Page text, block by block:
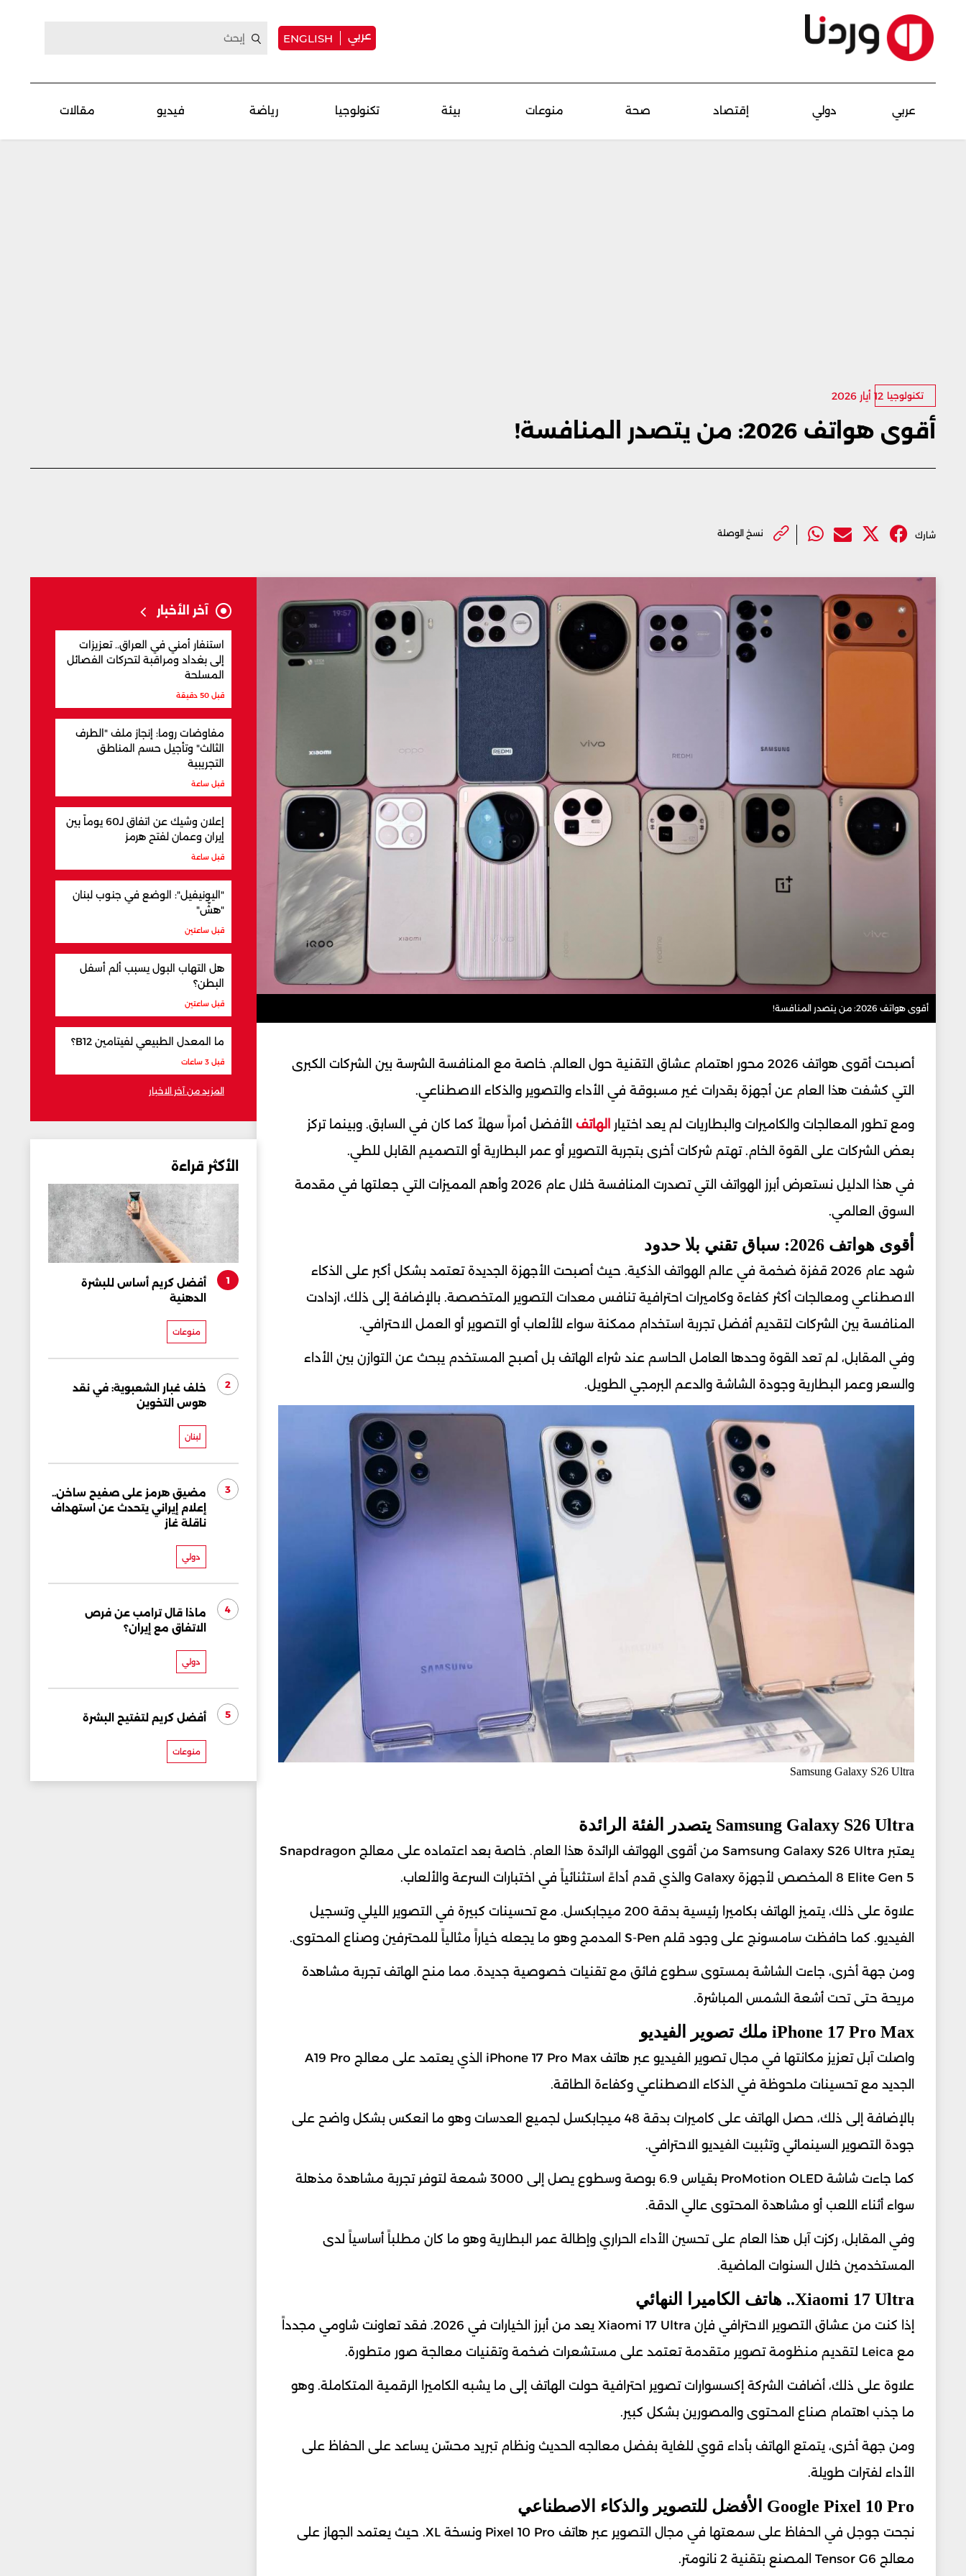
عربي ENGLISH
عربي دولي إقتصاد صحة منوعات بيئة تكنولوجيا رياضة فيديو مقالات
تكنولوجيا 12 أيار 2026
أقوى هواتف 2026: من يتصدر المنافسة!
شارك نسخ الوصلة
أقوى هواتف 2026: من يتصدر المنافسة!
أصبحت أقوى هواتف 2026 محور اهتمام عشاق التقنية حول العالم. خاصة مع المنافسة الشرسة بين الشركات الكبرى
التي كشفت هذا العام عن أجهزة بقدرات غير مسبوقة في الأداء والتصوير والذكاء الاصطناعي.
ومع تطور المعالجات والكاميرات والبطاريات لم يعد اختيار الهاتف الأفضل أمراً سهلاً كما كان في السابق. وبينما تركز
بعض الشركات على القوة الخام. تهتم شركات أخرى بتجربة التصوير أو عمر البطارية أو التصميم القابل للطي.
في هذا الدليل نستعرض أبرز الهواتف التي تصدرت المنافسة خلال عام 2026 وأهم المميزات التي جعلتها في مقدمة
السوق العالمي.
أقوى هواتف 2026: سباق تقني بلا حدود
شهد عام 2026 قفزة ضخمة في عالم الهواتف الذكية. حيث أصبحت الأجهزة الجديدة تعتمد بشكل أكبر على الذكاء
الاصطناعي ومعالجات أكثر كفاءة وكاميرات احترافية تنافس معدات التصوير المتخصصة. بالإضافة إلى ذلك، ازدادت
المنافسة بين الشركات لتقديم أفضل تجربة استخدام ممكنة سواء للألعاب أو التصوير أو العمل الاحترافي.
وفي المقابل، لم تعد القوة وحدها العامل الحاسم عند شراء الهاتف بل أصبح المستخدم يبحث عن التوازن بين الأداء
والسعر وعمر البطارية وجودة الشاشة والدعم البرمجي الطويل.
Samsung Galaxy S26 Ultra
Samsung Galaxy S26 Ultra يتصدر الفئة الرائدة
يعتبر Samsung Galaxy S26 Ultra من أقوى الهواتف الرائدة هذا العام. خاصة بعد اعتماده على معالج Snapdragon
8 Elite Gen 5 المخصص لأجهزة Galaxy والذي قدم أداءً استثنائياً في اختبارات السرعة والألعاب.
علاوة على ذلك، يتميز الهاتف بكاميرا رئيسية بدقة 200 ميجابكسل. مع تحسينات كبيرة في التصوير الليلي وتسجيل
الفيديو. كما حافظت سامسونج على وجود قلم S-Pen المدمج وهو ما يجعله خياراً مثالياً للمحترفين وصناع المحتوى.
ومن جهة أخرى، جاءت الشاشة بمستوى سطوع فائق مع تقنيات خصوصية جديدة. مما منح الهاتف تجربة مشاهدة
مريحة حتى تحت أشعة الشمس المباشرة.
iPhone 17 Pro Max ملك تصوير الفيديو
واصلت آبل تعزيز مكانتها في مجال تصوير الفيديو عبر هاتف iPhone 17 Pro Max الذي يعتمد على معالج A19 Pro
الجديد مع تحسينات ملحوظة في الذكاء الاصطناعي وكفاءة الطاقة.
بالإضافة إلى ذلك، حصل الهاتف على كاميرات بدقة 48 ميجابكسل لجميع العدسات وهو ما انعكس بشكل واضح على
جودة التصوير السينمائي وتثبيت الفيديو الاحترافي.
كما جاءت شاشة ProMotion OLED بقياس 6.9 بوصة وسطوع يصل إلى 3000 شمعة لتوفر تجربة مشاهدة مذهلة
سواء أثناء اللعب أو مشاهدة المحتوى عالي الدقة.
وفي المقابل، ركزت آبل هذا العام على تحسين الأداء الحراري وإطالة عمر البطارية وهو ما كان مطلباً أساسياً لدى
المستخدمين خلال السنوات الماضية.
Xiaomi 17 Ultra.. هاتف الكاميرا النهائي
إذا كنت من عشاق التصوير الاحترافي فإن Xiaomi 17 Ultra يعد من أبرز الخيارات في 2026. فقد تعاونت شاومي مجدداً
مع Leica لتقديم منظومة تصوير متقدمة تعتمد على مستشعرات ضخمة وتقنيات معالجة صور متطورة.
علاوة على ذلك، أضافت الشركة إكسسوارات تصوير احترافية حولت الهاتف إلى ما يشبه الكاميرا الرقمية المتكاملة. وهو
ما جذب اهتمام صناع المحتوى والمصورين بشكل كبير.
ومن جهة أخرى، يتمتع الهاتف بأداء قوي للغاية بفضل معالجه الحديث ونظام تبريد محسّن يساعد على الحفاظ على
الأداء لفترات طويلة.
Google Pixel 10 Pro الأفضل للتصوير والذكاء الاصطناعي
نجحت جوجل في الحفاظ على سمعتها في مجال التصوير عبر هاتف Pixel 10 Pro ونسخة XL. حيث يعتمد الجهاز على
معالج Tensor G6 المصنع بتقنية 2 نانومتر.
آخر الأخبار
استنفار أمني في العراق.. تعزيزات
إلى بغداد ومراقبة لتحركات الفصائل
المسلحة
قبل 50 دقيقة
مفاوضات روما: إنجاز ملف "الطرف
الثالث" وتأجيل حسم المناطق
التجريبية
قبل ساعة
إعلان وشيك عن اتفاق لـ60 يوماً بين
إيران وعمان لفتح هرمز
قبل ساعة
"اليونيفيل": الوضع في جنوب لبنان
"هشّ"
قبل ساعتين
هل التهاب البول يسبب ألم أسفل
البطن؟
قبل ساعتين
ما المعدل الطبيعي لفيتامين B12؟
قبل 3 ساعات
المزيد من آخر الاخبار
الأكثر قراءة
1
أفضل كريم أساس للبشرة
الدهنية
منوعات
2
خلف غبار الشعبوية: في نقد
هوس التخوين
لبنان
3
مضيق هرمز على صفيح ساخن..
إعلام إيراني يتحدث عن استهداف
ناقلة غاز
دولي
4
ماذا قال ترامب عن فرص
الاتفاق مع إيران؟
دولي
5 أفضل كريم لتفتيح البشرة
منوعات